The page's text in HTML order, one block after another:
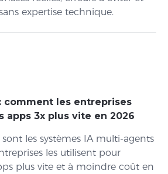
expertise technique.
comment les entreprises
apps 3x plus vite en 2026
les systèmes IA multi-agents
les utilisent pour
plus vite et à moindre coût en